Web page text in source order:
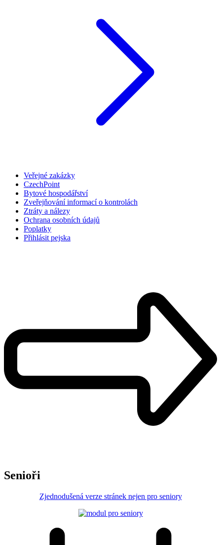
Veřejné zakázky
CzechPoint
Bytové hospodářství
Zveřejňování informací o kontrolách
Ztráty a nálezy
Ochrana osobních údajů
Poplatky
Přihlásit pejska
Senioři
Zjednodušená verze stránek nejen pro seniory